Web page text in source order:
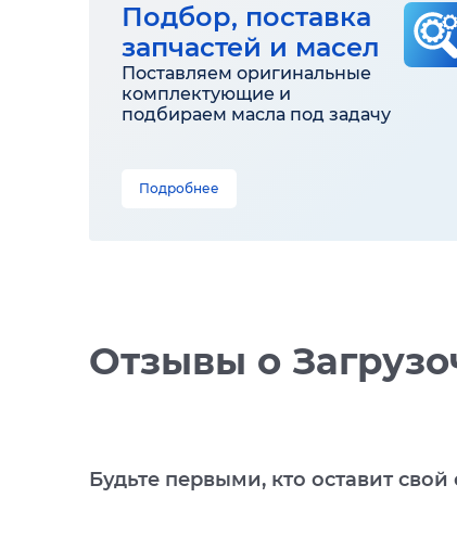
Подбор, поставка
запчастей и масел
Поставляем оригинальные
комплектующие и
подбираем масла под задачу
Подробнее
Отзывы о
Будьте первыми, кто оставит